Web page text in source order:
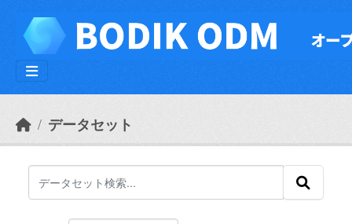
データセット